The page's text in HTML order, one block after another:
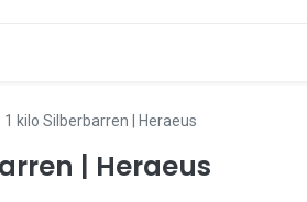
1 kilo Silberbarren | Heraeus
| Heraeus